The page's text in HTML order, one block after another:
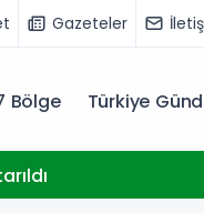
Gazeteler
Bölge Türkiye